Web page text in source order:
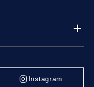
Instagram